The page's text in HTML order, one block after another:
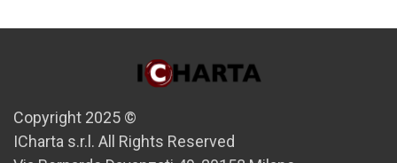
Copyright 2025 ©
ICharta s.r.l. All Rights Reserved